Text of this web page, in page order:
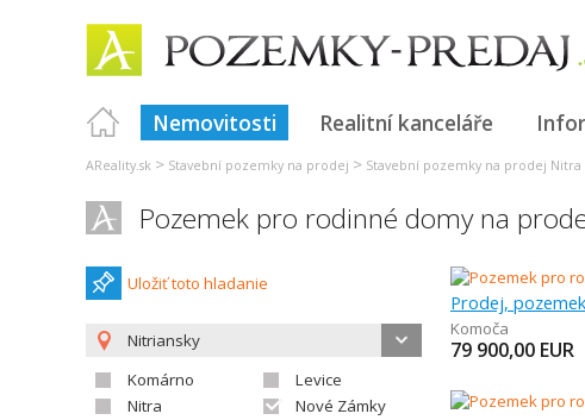
Nemovitosti Realitní kanceláře
AReality.sk > Stavební pozemky na prodej > Stavební pozemky na prodej Nitra
Pozemek pro rodinné domy na
Uložiť toto hladanie
Nitriansky
Komárno
Levice
Nitra
Nové Zámky
Komoča
79 900,00 EUR